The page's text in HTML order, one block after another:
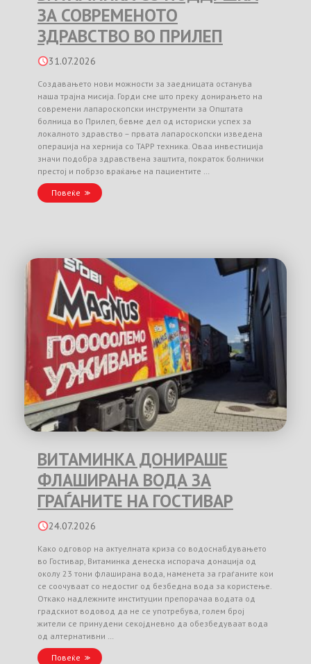
ЗА СОВРЕМЕНОТО
ЗДРАВСТВО ВО ПРИЛЕП
31.07.2026
Создавањето нови можности за заедницата останува
наша трајна мисија. Горди сме што преку донирањето на
современи лапароскопски инструменти за Општата
болница во Прилеп, бевме дел од историски успех за
локалното здравство – првата лапароскопски изведена
операција на хернија со TAPP техника. Оваа инвестиција
значи подобра здравствена заштита, пократок болнички
престој и побрзо враќање на пациентите …
Повеќе
ВИТАМИНКА ДОНИРАШЕ
ФЛАШИРАНА ВОДА ЗА
ГРАЃАНИТЕ НА ГОСТИВАР
24.07.2026
Како одговор на актуелната криза со водоснабдувањето
во Гостивар, Витаминка денеска испорача донација од
околу 23 тони флаширана вода, наменета за граѓаните кои
се соочуваат со недостиг од безбедна вода за користење.
Откако надлежните институции препорачаа водата од
градскиот водовод да не се употребува, голем број
жители се принудени секојдневно да обезбедуваат вода
од алтернативни …
Повеќе